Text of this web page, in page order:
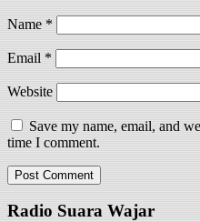
Name *
Email *
Website
Save my name, email, and
time I comment.
Radio Suara Wajar